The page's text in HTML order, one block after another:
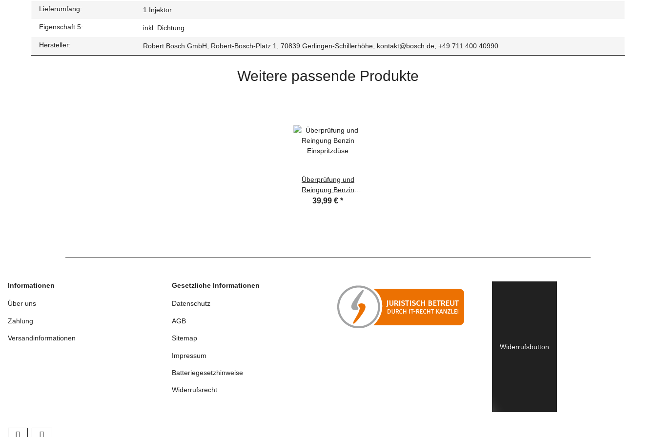
Lieferumfang: 1 Injektor
Eigenschaft 5: inkl. Dichtung
Hersteller: Robert Bosch GmbH, Robert-Bosch-Platz 1, 70839 Gerlingen-Schillerhöhe, kontakt@bosch.de, +49 711 400 40990
Weitere passende Produkte
Überprüfung und
Reingung Benzin
Einspritzdüse
39,99 €*
Informationen
Über uns
Zahlung
Versandinformationen
Gesetzliche Informationen
Datenschutz
AGB
Sitemap
Impressum
Batteriegesetzhinweise
Widerrufsrecht
Widerrufsbutton